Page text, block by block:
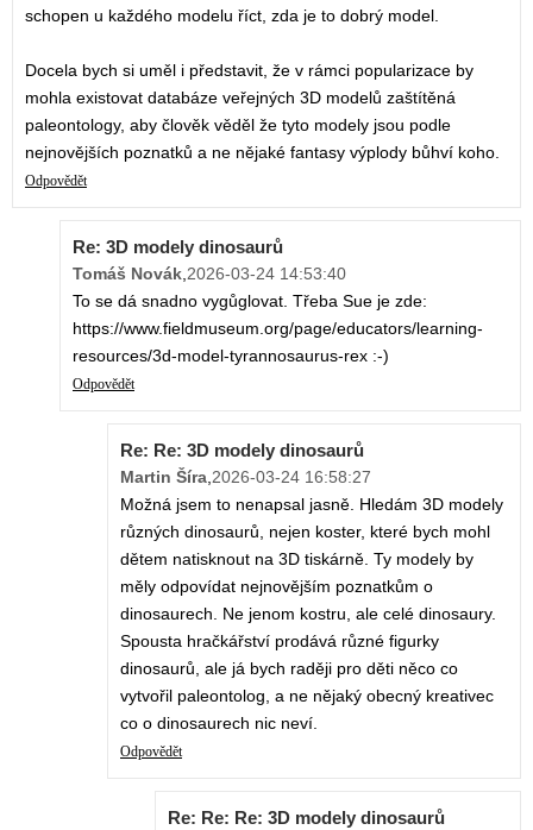
schopen u každého modelu říct, zda je to dobrý model.
Docela bych si uměl i představit, že v rámci popularizace by
mohla existovat databáze veřejných 3D modelů zaštítěná
paleontology, aby člověk věděl že tyto modely jsou podle
nejnovějších poznatků a ne nějaké fantasy výplody bůhví koho.
Odpovědět
Re: 3D modely dinosaurů
Tomáš Novák,2026-03-24 14:53:40
To se dá snadno vygůglovat. Třeba Sue je zde:
https://www.fieldmuseum.org/page/educators/learning-
resources/3d-model-tyrannosaurus-rex :-)
Odpovědět
Re: Re: 3D modely dinosaurů
Martin Šíra,2026-03-24 16:58:27
Možná jsem to nenapsal jasně. Hledám 3D modely
různých dinosaurů, nejen koster, které bych mohl
dětem natisknout na 3D tiskárně. Ty modely by
měly odpovídat nejnovějším poznatkům o
dinosaurech. Ne jenom kostru, ale celé dinosaury.
Spousta hračkářství prodává různé figurky
dinosaurů, ale já bych raději pro děti něco co
vytvořil paleontolog, a ne nějaký obecný kreativec
co o dinosaurech nic neví.
Odpovědět
Re: Re: Re: 3D modely dinosaurů